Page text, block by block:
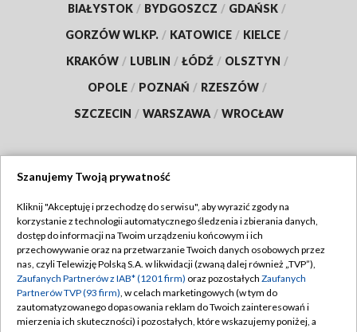
BIAŁYSTOK / BYDGOSZCZ / GDAŃSK /
GORZÓW WLKP. / KATOWICE / KIELCE /
KRAKÓW / LUBLIN / ŁÓDŹ / OLSZTYN /
OPOLE / POZNAŃ / RZESZÓW /
SZCZECIN / WARSZAWA / WROCŁAW
TVP
Abonament TVP
Emisja w TVP
Centrum informacji TVP
Naziemna Telewizja Cyfrowa
Regulamin TVP
Polityka prywatności
Moje zgody
Szanujemy Twoją prywatność
Kliknij "Akceptuję i przechodzę do serwisu", aby wyrazić zgody na
korzystanie z technologii automatycznego śledzenia i zbierania danych,
dostęp do informacji na Twoim urządzeniu końcowym i ich
przechowywanie oraz na przetwarzanie Twoich danych osobowych przez
nas, czyli Telewizję Polską S.A. w likwidacji (zwaną dalej również „TVP”),
Zaufanych Partnerów z IAB* (1201 firm) oraz pozostałych Zaufanych
Partnerów TVP (93 firm), w celach marketingowych (w tym do
zautomatyzowanego dopasowania reklam do Twoich zainteresowań i
mierzenia ich skuteczności) i pozostałych, które wskazujemy poniżej, a